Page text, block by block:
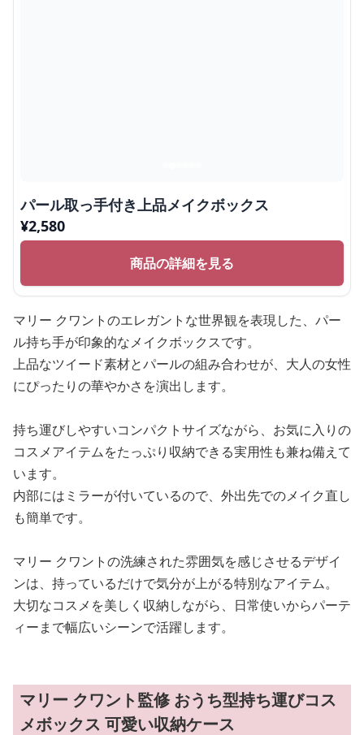
パール取っ手付き上品メイクボックス
¥2,580
商品の詳細を見る
マリー クワントのエレガントな世界観を表現した、パー
ル持ち手が印象的なメイクボックスです。
上品なツイード素材とパールの組み合わせが、大人の女性
にぴったりの華やかさを演出します。
持ち運びしやすいコンパクトサイズながら、お気に入りの
コスメアイテムをたっぷり収納できる実用性も兼ね備えて
います。
内部にはミラーが付いているので、外出先でのメイク直し
も簡単です。
マリー クワントの洗練された雰囲気を感じさせるデザイ
ンは、持っているだけで気分が上がる特別なアイテム。
大切なコスメを美しく収納しながら、日常使いからパーテ
ィーまで幅広いシーンで活躍します。
マリー クワント監修 おうち型持ち運びコス
メボックス 可愛い収納ケース